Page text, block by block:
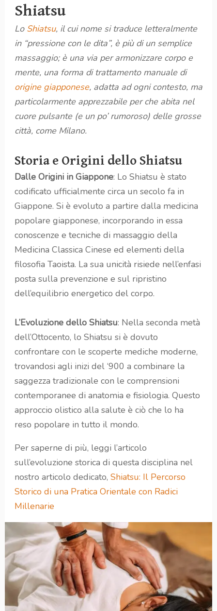
Shiatsu
Lo Shiatsu, il cui nome si traduce letteralmente
in “pressione con le dita”, è più di un semplice
massaggio; è una via per armonizzare corpo e
mente, una forma di trattamento manuale di
origine giapponese, adatta ad ogni contesto, ma
particolarmente apprezzabile per che abita nel
cuore pulsante (e un po’ rumoroso) delle grosse
città, come Milano.
Storia e Origini dello Shiatsu
Dalle Origini in Giappone: Lo Shiatsu è stato
codificato ufficialmente circa un secolo fa in
Giappone. Si è evoluto a partire dalla medicina
popolare giapponese, incorporando in essa
conoscenze e tecniche di massaggio della
Medicina Classica Cinese ed elementi della
filosofia Taoista. La sua unicità risiede nell’enfasi
posta sulla prevenzione e sul ripristino
dell’equilibrio energetico del corpo.
L’Evoluzione dello Shiatsu: Nella seconda metà
dell’Ottocento, lo Shiatsu si è dovuto
confrontare con le scoperte mediche moderne,
trovandosi agli inizi del ‘900 a combinare la
saggezza tradizionale con le comprensioni
contemporanee di anatomia e fisiologia. Questo
approccio olistico alla salute è ciò che lo ha
reso popolare in tutto il mondo.
Per saperne di più, leggi l’articolo
sull’evoluzione storica di questa disciplina nel
nostro articolo dedicato, Shiatsu: Il Percorso
Storico di una Pratica Orientale con Radici
Millenarie